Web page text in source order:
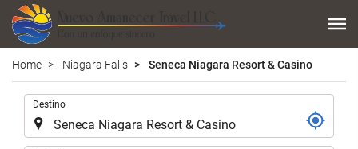
Home Niagara Falls Seneca Niagara Resort & Casino
Destino